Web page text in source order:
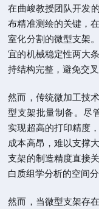
在曲峻教授团队开发
布精准测绘的关键，
室化分割的微型支架
宜的机械稳定性两大
持结构完整，避免交叉
然而，传统微加工技
型支架批量制备。尽
实现超高的打印精度
成本高昂，难以支撑
支架的制造精度直接
白质组学分析的空间
然而，当微型支架存